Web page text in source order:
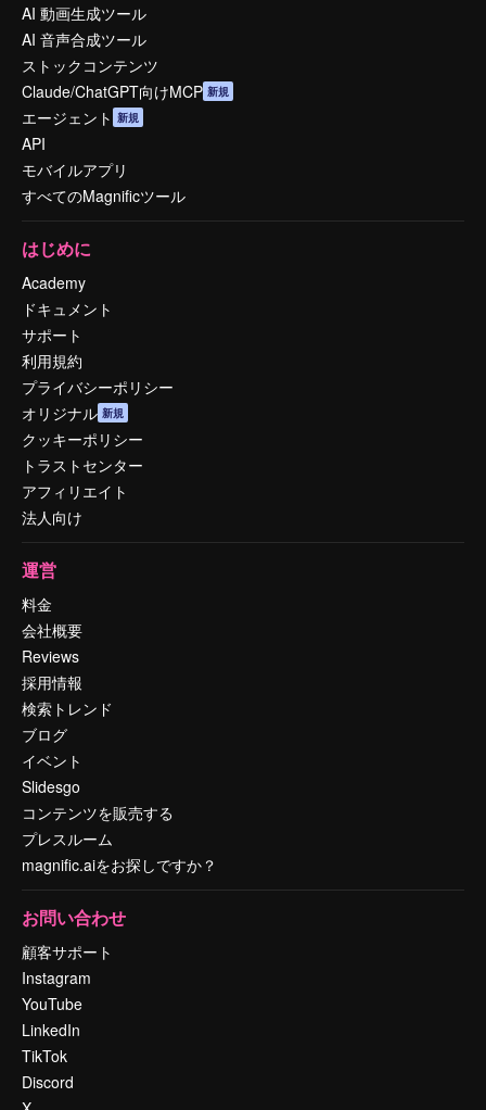
AI 動画生成ツール
AI 音声合成ツール
ストックコンテンツ
Claude/ChatGPT向けMCP 新規
エージェント 新規
API
モバイルアプリ
すべてのMagnificツール
はじめに
Academy
ドキュメント
サポート
利用規約
プライバシーポリシー
オリジナル 新規
クッキーポリシー
トラストセンター
アフィリエイト
法人向け
運営
料金
会社概要
Reviews
採用情報
検索トレンド
ブログ
イベント
Slidesgo
コンテンツを販売する
プレスルーム
magnific.aiをお探しですか？
お問い合わせ
顧客サポート
Instagram
YouTube
LinkedIn
TikTok
Discord